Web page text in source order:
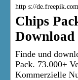
http s://
Chips
Finde und
Pack. 73.000+
Kommerzielle